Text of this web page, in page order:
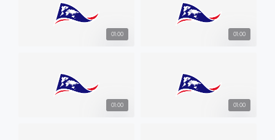
01:00 01:00
01:00 01:00